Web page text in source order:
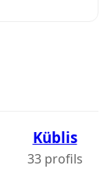
Küblis
33 profils